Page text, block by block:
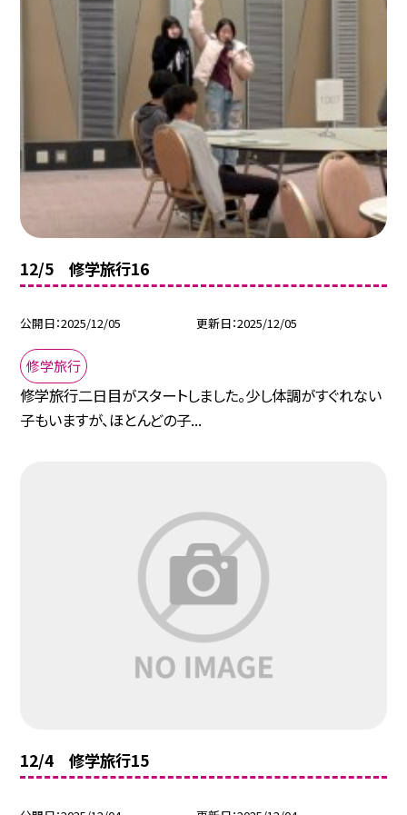
12/5 修学旅行16
公開日 2025/12/05 更新日 2025/12/05
修学旅行
修学旅行二日目がスタートしました。少し体調がすぐれない
子もいますが、ほとんどの子...
12/4 修学旅行15